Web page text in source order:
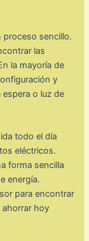
proceso sencillo.
las
la mayoría de
y
o luz de
todo el día
eléctricos.
forma sencilla
energía.
para encontrar
ahorrar hoy